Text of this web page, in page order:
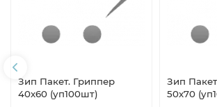
Зип Пакет. Гриппер
40х60 (уп100шт)
Зип
50х70